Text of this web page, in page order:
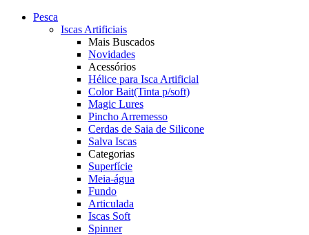
Pesca
Iscas Artificiais
Mais Buscados
Novidades
Acessórios
Hélice para Isca Artificial
Color Bait(Tinta p/soft)
Magic Lures
Pincho Arremesso
Cerdas de Saia de Silicone
Salva Iscas
Categorias
Superfície
Meia-água
Fundo
Articulada
Iscas Soft
Spinner